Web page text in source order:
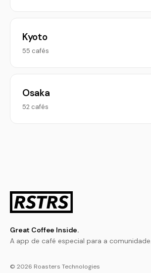
Kyoto
55 cafés
Osaka
52 cafés
Great Coffee Inside.
A app de café especial para a comunidade.
© 2026 Roasters Technologies